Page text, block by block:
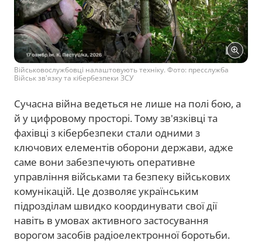
Військовослужбовці налаштовують техніку. Фото: пресслужба
Військ зв'язку та кібербезпеки ЗСУ
Сучасна війна ведеться не лише на полі бою, а
й у цифровому просторі. Тому зв'язківці та
фахівці з кібербезпеки стали одними з
ключових елементів оборони держави, адже
саме вони забезпечують оперативне
управління військами та безпеку військових
комунікацій. Це дозволяє українським
підрозділам швидко координувати свої дії
навіть в умовах активного застосування
ворогом засобів радіоелектронної боротьби.